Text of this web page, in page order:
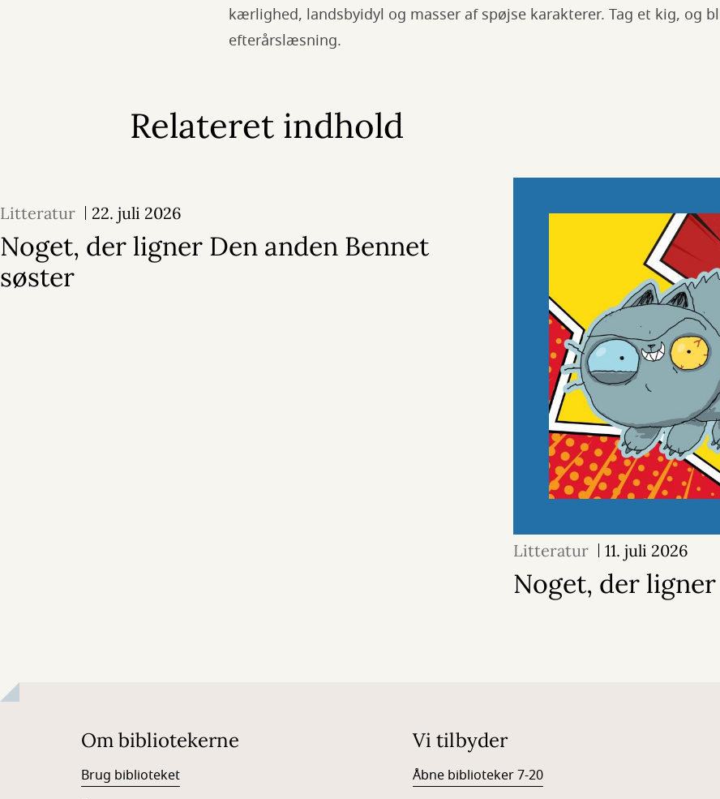
kærlighed, landsbyidyl og masser af spøjse karakterer. Tag et kig, og
efterårslæsning.
Relateret indhold
Litteratur 22. juli 2026
Noget, der ligner Den anden Bennet
søster
Litteratur 11. juli 2026
Noget, der
Om bibliotekerne
Brug biblioteket
Vi tilbyder
Åbne biblioteker 7-20